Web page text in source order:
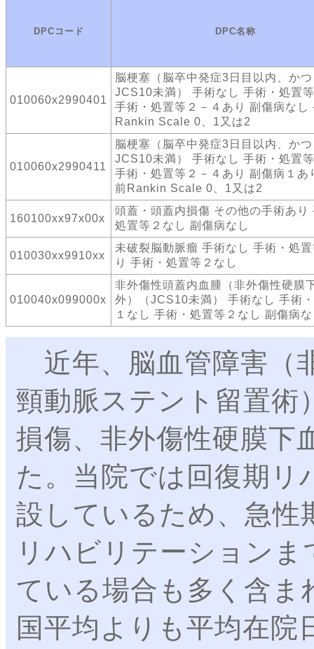
DPCコード DPC名称
010060x2990401
脳梗塞（脳卒中発症3日目以内、か
JCS10未満） 手術なし 手術・処置
手術・処置等２－４あり 副傷病なし
Rankin Scale 0、1又は2
010060x2990411
脳梗塞（脳卒中発症3日目以内、か
JCS10未満） 手術なし 手術・処置
手術・処置等２－４あり 副傷病１あ
前Rankin Scale 0、1又は2
160100xx97x00x
頭蓋・頭蓋内損傷 その他の手術あり
処置等２なし 副傷病なし
010030xx9910xx
未破裂脳動脈瘤 手術なし 手術・処
り 手術・処置等２なし
010040x099000x
非外傷性頭蓋内血腫（非外傷性硬膜
外）（JCS10未満） 手術なし 手術
１なし 手術・処置等２なし 副傷病
近年、脳血管障害（
頸動脈ステント留置術
損傷、非外傷性硬膜下
た。当院では回復期リ
設しているため、急
リハビリテーション
ている場合も多く含
国平均よりも平均在院